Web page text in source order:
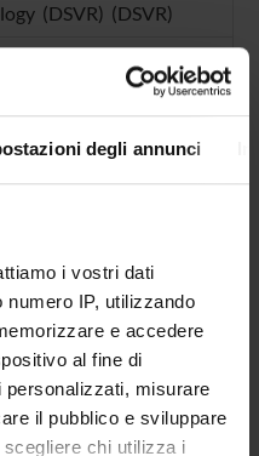
degli annunci
i vostri dati
IP, utilizzando
e accedere
al fine di
personalizzati, misurare
il pubblico e sviluppare
chi utilizza i
(DSVR) (DSVR)
(DSVR)
of mutations of